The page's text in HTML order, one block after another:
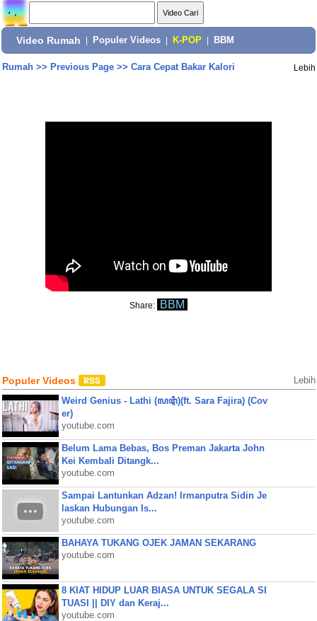
Video Rumah Populer Videos K-POP BBM
Rumah>> Previous Page>> Cara Cepat Bakar Kalori Lebih
Share: BBM
Populer Videos Lebih
Weird Genius - Lathi (ꦭꦛꦶ)(ft. Sara Fajira) (Cov
er)
youtube.com
Belum Lama Bebas, Bos Preman Jakarta John
Kei Kembali Ditangk...
youtube.com
Sampai Lantunkan Adzan! Irmanputra Sidin Je
laskan Hubungan Is...
youtube.com
BAHAYA TUKANG OJEK JAMAN SEKARANG
youtube.com
8 KIAT HIDUP LUAR BIASA UNTUK SEGALA SI
TUASI || DIY dan Keraj...
youtube.com